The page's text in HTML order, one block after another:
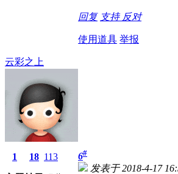
回复 支持 反对
使用道具 举报
云彩之上
1 18 113 6#
发表于 2018-4-17